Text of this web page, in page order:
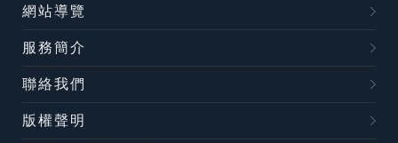
網站導覽
服務簡介
聯絡我們
版權聲明